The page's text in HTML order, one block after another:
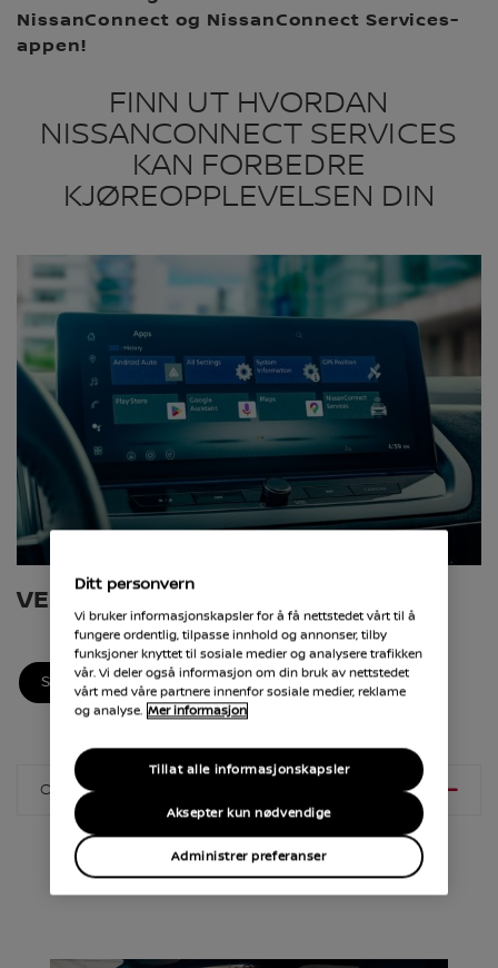
NissanConnect og NissanConnect Services-
appen!
FINN UT HVORDAN
NISSANCONNECT SERVICES
KAN FORBEDRE
KJØREOPPLEVELSEN DIN
VEILEDNINGER
SLIK KOBLER DU TIL
OVERSIKT
Ditt personvern
Vi bruker informasjonskapsler for å få nettstedet vårt til å
fungere ordentlig, tilpasse innhold og annonser, tilby
funksjoner knyttet til sosiale medier og analysere trafikken
vår. Vi deler også informasjon om din bruk av nettstedet
vårt med våre partnere innenfor sosiale medier, reklame
og analyse. Mer informasjon
Administrer preferanser
Aksepter kun nødvendige
Tillat alle informasjonskapsler